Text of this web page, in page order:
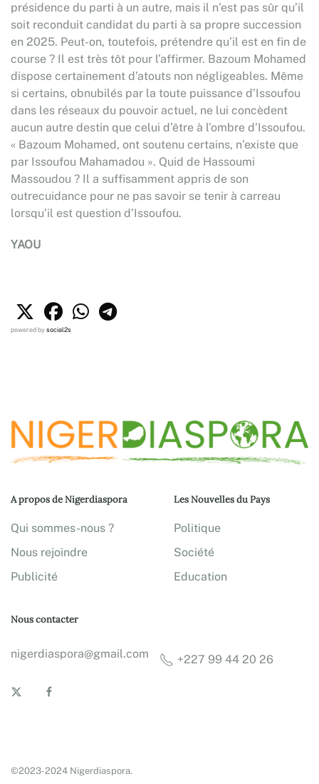
présidence du parti à un autre, mais il n’est pas sûr qu’il
soit reconduit candidat du parti à sa propre succession
en 2025. Peut-on, toutefois, prétendre qu’il est en fin de
course ? Il est très tôt pour l’affirmer. Bazoum Mohamed
dispose certainement d’atouts non négligeables. Même
si certains, obnubilés par la toute puissance d’Issoufou
dans les réseaux du pouvoir actuel, ne lui concèdent
aucun autre destin que celui d’être à l’ombre d’Issoufou.
« Bazoum Mohamed, ont soutenu certains, n’existe que
par Issoufou Mahamadou ». Quid de Hassoumi
Massoudou ? Il a suffisamment appris de son
outrecuidance pour ne pas savoir se tenir à carreau
lorsqu’il est question d’Issoufou.
YAOU
powered bysocial2s
A propos de Nigerdiaspora
Qui sommes-nous ?
Nous rejoindre
Publicité
Les Nouvelles du Pays
Politique
Société
Education
Nous contacter
nigerdiaspora@gmail.com +227 99 44 20 26
©2023-2024 Nigerdiaspora.